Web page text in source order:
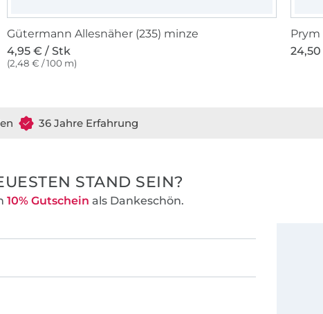
Gütermann Allesnäher (235) minze
4,95 € / Stk
(2,48 € / 100 m)
Prym
36 Jahre Erfahrung
STAND SEIN?
10% Gutschein als Dankeschön.